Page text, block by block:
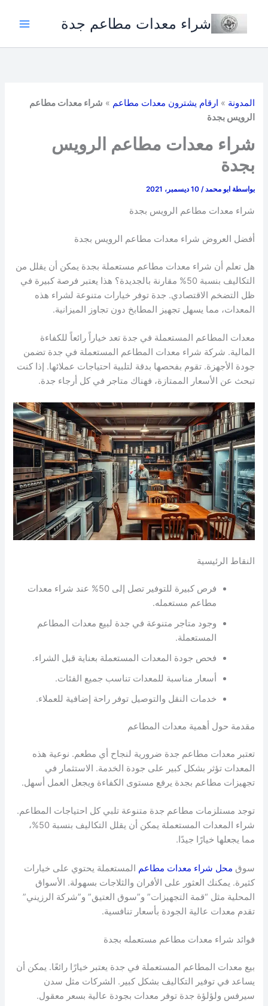
المحتوى
شراء معدات مطاعم جدة
المدونة » ارقام يشترون معدات مطاعم » شراء معدات مطاعم
الرويس بجدة
شراء معدات مطاعم الرويس
بجدة
بواسطة ابو محمد/10 ديسمبر، 2021
شراء معدات مطاعم الرويس بجدة
أفضل العروض شراء معدات مطاعم الرويس بجدة
هل تعلم أن شراء معدات مطاعم مستعملة بجدة يمكن أن يقلل من
التكاليف بنسبة 50% مقارنة بالجديدة؟ هذا يعتبر فرصة كبيرة في
ظل التضخم الاقتصادي. جدة توفر خيارات متنوعة لشراء هذه
المعدات، مما يسهل تجهيز المطابخ دون تجاوز الميزانية.
معدات المطاعم المستعملة في جدة تعد خياراً رائعاً للكفاءة
المالية. شركة شراء معدات المطاعم المستعملة في جدة تضمن
جودة الأجهزة. تقوم بفحصها بدقة لتلبية احتياجات عملائها. إذا كنت
تبحث عن الأسعار الممتازة، فهناك متاجر في كل أرجاء جدة.
النقاط الرئيسية
فرص كبيرة للتوفير تصل إلى 50% عند شراء معدات
مطاعم مستعمله.
وجود متاجر متنوعة في جدة لبيع معدات المطاعم
المستعملة.
فحص جودة المعدات المستعملة بعناية قبل الشراء.
أسعار مناسبة للمعدات تناسب جميع الفئات.
خدمات النقل والتوصيل توفر راحة إضافية للعملاء.
مقدمة حول أهمية معدات المطاعم
تعتبر معدات مطاعم جدة ضرورية لنجاح أي مطعم. نوعية هذه
المعدات تؤثر بشكل كبير على جودة الخدمة. الاستثمار في
تجهيزات مطاعم بجدة يرفع مستوى الكفاءة ويجعل العمل أسهل.
توجد مستلزمات مطاعم جدة متنوعة تلبي كل احتياجات المطاعم.
شراء المعدات المستعملة يمكن أن يقلل التكاليف بنسبة 50%،
مما يجعلها خيارًا جيدًا.
سوق محل شراء معدات مطاعم المستعملة يحتوي على خيارات
كثيرة. يمكنك العثور على الأفران والثلاجات بسهولة. الأسواق
المحلية مثل “قمة التجهيزات” و”سوق العتيق” و”شركة الرزيني”
تقدم معدات عالية الجودة بأسعار تنافسية.
فوائد شراء معدات مطاعم مستعمله بجدة
بيع معدات المطاعم المستعملة في جدة يعتبر خيارًا رائعًا. يمكن أن
يساعد في توفير التكاليف بشكل كبير. الشركات مثل سدن
سيرفس ولؤلؤة جدة توفر معدات بجودة عالية بسعر معقول.